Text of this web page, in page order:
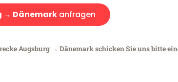
→ Dänemarkanfragen
Augsburg → Dänemark schicken Sie uns bitte